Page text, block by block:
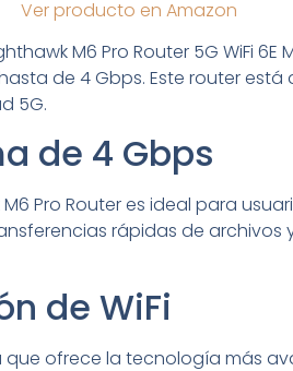
Ver producto en Amazon
M6 Pro Router 5G WiFi 6E
de 4 Gbps. Este router
5G.
de 4 Gbps
Pro Router es ideal para
rápidas de archivos
de WiFi
que ofrece la tecnología más